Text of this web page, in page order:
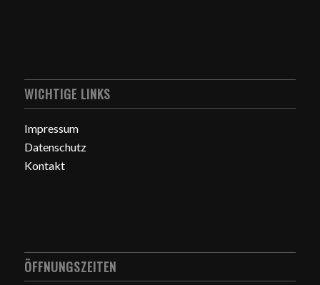
WICHTIGE LINKS
Impressum
Datenschutz
Kontakt
ÖFFNUNGSZEITEN